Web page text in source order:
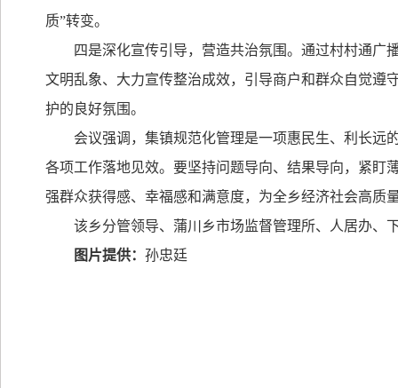
质”转变。
四是深化宣传引导，营造共治氛围。通过村村通广
文明乱象、大力宣传整治成效，引导商户和群众自觉遵
护的良好氛围。
会议强调，集镇规范化管理是一项惠民生、利长远
各项工作落地见效。要坚持问题导向、结果导向，紧盯
强群众获得感、幸福感和满意度，为全乡经济社会高质
该乡分管领导、蒲川乡市场监督管理所、人居办、
图片提供： 孙忠廷